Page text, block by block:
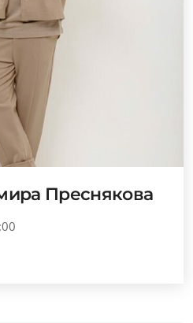
Преснякова